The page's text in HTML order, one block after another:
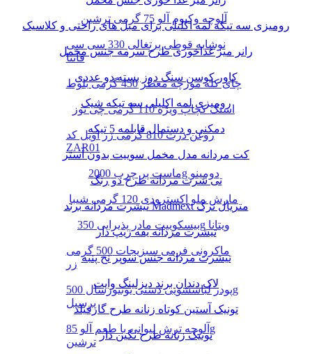
آلوچه وکیوم آلو 75 گرمی ترشین
نوشابه قوطی پرتغالی 330 سی سی
فانتا
چای کله مورچه معطر 450 گرمی بلوط
اسنک کچاپ ویژه 110 گرمی چی توز
روغن ذرت 810 گرمی زر اویل کد
ZAR01
ماست پر چرب 2000g دومینو
مارش ملو اکسترودی 120 گرمی شیبا
بیسکوییت مادر پذیرایی 350g ویتانا
ماکرونی فرمی سبزیجات 500 گرمی
زر
پودر لباسشویی دستی یونیورسال 500g
پرسیل
آلوچه ترش لیوانی با طعم آلو 85g
ترشین
رومیزی سه تیکه لمه اکلیلی برای مبل های راحتی و کلاسیک
رانر میز غذاخوری طرح سرمه جنس مخمل
کاور کوسن سنگ دوز بسته دو عددی
رومیزی لمه اکلیلی سه تیکه شیک
دمکنی و دستمال قابلمه 5 تیکه
کت مردانه مدل مخمل سوییت بدون آستر
تی شرت مردانه طرح دو رنگ
تیشرت مردانه برند Madmext متریال ترک
تیشرت مردانه یقه زیپ دار
تیشرت مردانه جنس سوپر نخ پنبه
لاک دندان برند دیزلینگ وایت
تونیک آستین کوتاه زنانه طرح گارفیلد
تونیک زنانه طرح نگین دار